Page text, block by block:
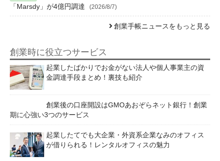
「Marsdy」が4億円調達
(2026/8/7)
創業手帳ニュースをもっと見る
創業時に役立つサービス
起業したばかりでお金がない法人や個人事業主の資
金調達手段まとめ！裏技も紹介
創業後の口座開設はGMOあおぞらネット銀行！創業
期に心強い3つのサービス
起業したてでも大企業・外資系企業なみのオフィス
が借りられる！レンタルオフィスの魅力